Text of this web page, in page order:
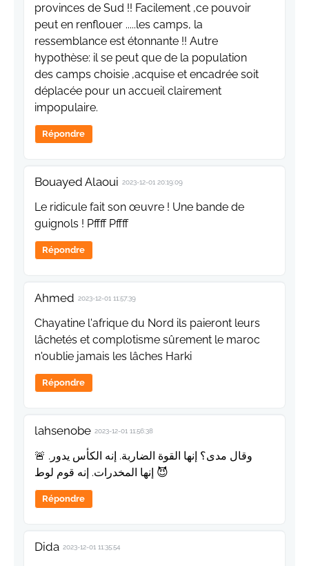
provinces de Sud !! Facilement ,ce pouvoir
peut en renflouer .....les camps, la
ressemblance est étonnante !! Autre
hypothèse: il se peut que de la population
des camps choisie ,acquise et encadrée soit
déplacée pour un accueil clairement
impopulaire.
Répondre
Bouayed Alaoui 2023-12-01 20:19:09
Le ridicule fait son œuvre ! Une bande de
guignols ! Pffff Pffff
Répondre
Ahmed 2023-12-01 11:57:39
Chayatine l'afrique du Nord ils paieront leurs
lâchetés et complotisme sûrement le maroc
n'oublie jamais les lâches Harki
Répondre
lahsenobe 2023-12-01 11:56:38
🚨 وقال مدى؟ إنها القوة الضاربة. إنه الكأس يدور.
إنها المخدرات. إنه قوم لوط 😈
Répondre
Dida 2023-12-01 11:35:54